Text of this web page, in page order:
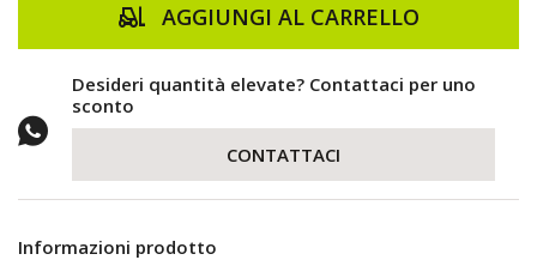
AGGIUNGI AL CARRELLO
Desideri quantità elevate? Contattaci per uno
sconto
CONTATTACI
Informazioni prodotto